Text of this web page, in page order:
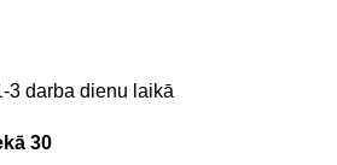
3 darba dienu laikā
30